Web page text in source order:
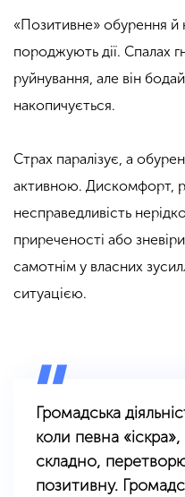
«Позитивне» обурення й
породжують дії. Спалах
руйнування, але він
накопичується.
Страх паралізує, а
активною. Дискомфорт,
несправедливість
приреченості або
самотнім у власних
ситуацією.
Громадська
коли певна
складно,
позитивну.